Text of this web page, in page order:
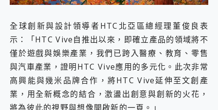
全球創新與設計領導者HTC北亞區總經理董俊良表
示：「HTC Vive自推出以來，即確立產品的領域將不
僅於遊戲與娛樂產業，我們已跨入醫療、教育、零售
與汽車產業，證明HTC Vive應用的多元化。此次非常
高興能與幾米品牌合作，將HTC Vive延伸至文創產
業，用全新概念的結合，激盪出創意與創新的火花，
將為彼此的視野與想像開啟新的一頁。」